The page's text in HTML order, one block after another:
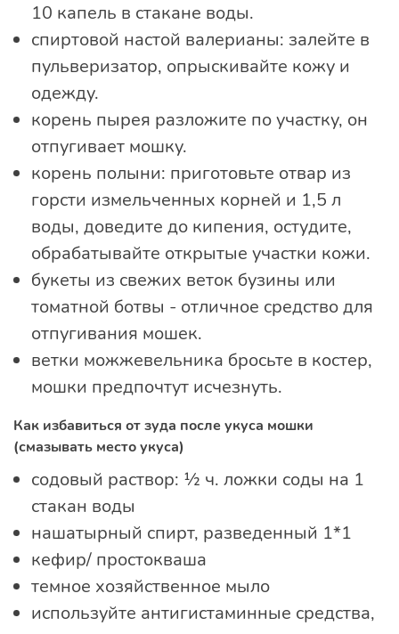
10 капель в стакане воды.
спиртовой настой валерианы: залейте в
пульверизатор, опрыскивайте кожу и
одежду.
корень пырея разложите по участку, он
отпугивает мошку.
корень полыни: приготовьте отвар из
горсти измельченных корней и 1,5 л
воды, доведите до кипения, остудите,
обрабатывайте открытые участки кожи.
букеты из свежих веток бузины или
томатной ботвы - отличное средство для
отпугивания мошек.
ветки можжевельника бросьте в костер,
мошки предпочтут исчезнуть.
Как избавиться от зуда после укуса мошки
(смазывать место укуса)
содовый раствор: ½ ч. ложки соды на 1
стакан воды
нашатырный спирт, разведенный 1*1
кефир/ простокваша
темное хозяйственное мыло
используйте антигистаминные средства,